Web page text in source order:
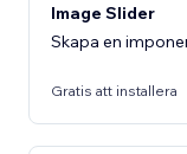
Image Slider
Skapa en
Gratis att installera